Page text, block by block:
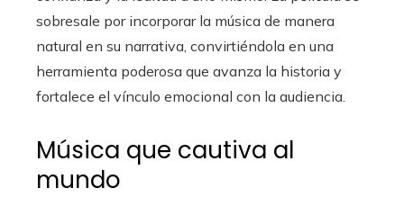
sobresale por incorporar la música de manera
natural en su narrativa, convirtiéndola en una
herramienta poderosa que avanza la historia y
fortalece el vínculo emocional con la audiencia.
Música que cautiva al
mundo